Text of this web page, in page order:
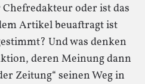
oder ist das
Artikel beuaftragt ist
Und was denken
deren Meinung dann
Zeitung“ seinen Weg in